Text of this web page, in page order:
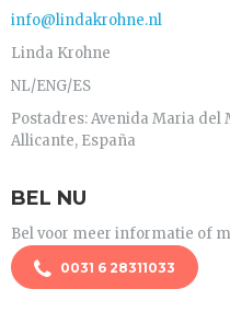
info@lindakrohne.nl
Linda Krohne
NL/ENG/ES
Postadres: Avenida Maria del
Allicante, España
BEL NU
Bel voor meer informatie of
0031 6 28311033